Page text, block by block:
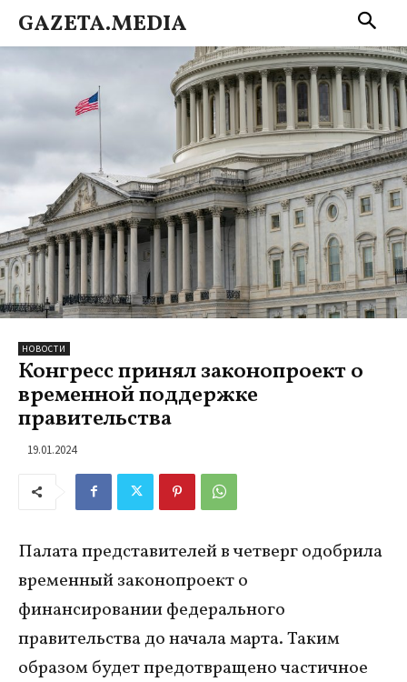
GAZETA.MEDIA
НОВОСТИ
Конгресс принял законопроект о
временной поддержке
правительства
19.01.2024
Палата представителей в четверг одобрила
временный законопроект о
финансировании федерального
правительства до начала марта. Таким
образом будет предотвращено частичное